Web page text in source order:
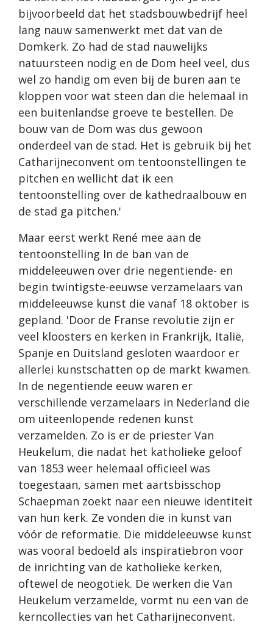
bijvoorbeeld dat het stadsbouwbedrijf heel
lang nauw samenwerkt met dat van de
Domkerk. Zo had de stad nauwelijks
natuursteen nodig en de Dom heel veel, dus
wel zo handig om even bij de buren aan te
kloppen voor wat steen dan die helemaal in
een buitenlandse groeve te bestellen. De
bouw van de Dom was dus gewoon
onderdeel van de stad. Het is gebruik bij het
Catharijneconvent om tentoonstellingen te
pitchen en wellicht dat ik een
tentoonstelling over de kathedraalbouw en
de stad ga pitchen.'
Maar eerst werkt René mee aan de
tentoonstelling In de ban van de
middeleeuwen over drie negentiende- en
begin twintigste-eeuwse verzamelaars van
middeleeuwse kunst die vanaf 18 oktober is
gepland. 'Door de Franse revolutie zijn er
veel kloosters en kerken in Frankrijk, Italië,
Spanje en Duitsland gesloten waardoor er
allerlei kunstschatten op de markt kwamen.
In de negentiende eeuw waren er
verschillende verzamelaars in Nederland die
om uiteenlopende redenen kunst
verzamelden. Zo is er de priester Van
Heukelum, die nadat het katholieke geloof
van 1853 weer helemaal officieel was
toegestaan, samen met aartsbisschop
Schaepman zoekt naar een nieuwe identiteit
van hun kerk. Ze vonden die in kunst van
vóór de reformatie. Die middeleeuwse kunst
was vooral bedoeld als inspiratiebron voor
de inrichting van de katholieke kerken,
oftewel de neogotiek. De werken die Van
Heukelum verzamelde, vormt nu een van de
kerncollecties van het Catharijneconvent.